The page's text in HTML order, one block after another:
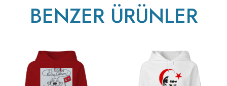
BENZER ÜRÜNLER